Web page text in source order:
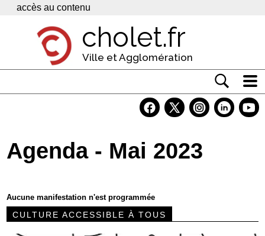
Panneau de gestion des cookies
accès au contenu
cholet.fr
Ville et Agglomération
Economie
Contacts
Agenda - Mai 2023
Aucune manifestation n'est programmée
CULTURE ACCESSIBLE À TOUS